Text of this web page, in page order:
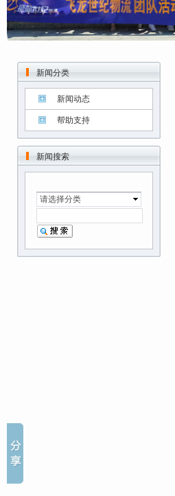
新闻搜索
请选择分类
新闻分类
新闻动态
帮助支持